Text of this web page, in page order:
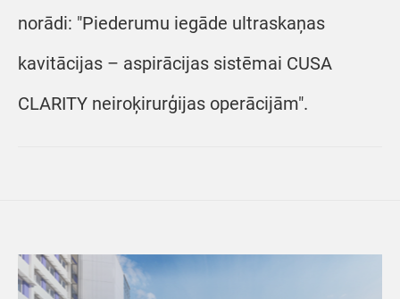
norādi: "Piederumu iegāde ultraskaņas
kavitācijas – aspirācijas sistēmai CUSA
CLARITY neiroķirurģijas operācijām".